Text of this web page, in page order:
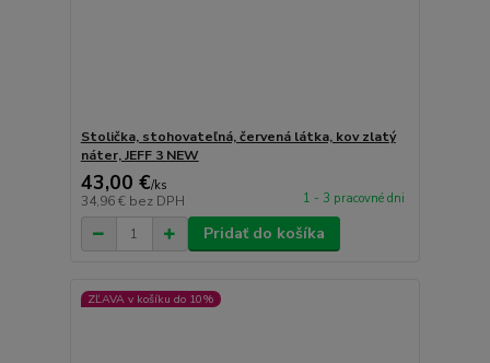
Stolička, stohovateľná, červená látka, kov zlatý
náter, JEFF 3 NEW
43,00 €/ks
34,96 € bez DPH 1 - 3 pracovné dni
Pridať do košíka
ZĽAVA v košíku do 10%